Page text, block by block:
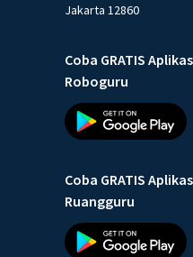
Jakarta 12860
Coba GRATIS
Roboguru
Coba GRATIS
Ruangguru